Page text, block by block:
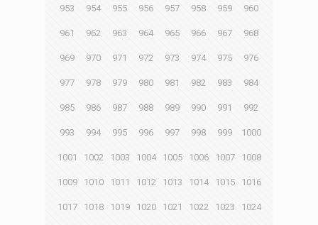
953 954 955 956 957 958 959 960
961 962 963 964 965 966 967 968
969 970 971 972 973 974 975 976
977 978 979 980 981 982 983 984
985 986 987 988 989 990 991 992
993 994 995 996 997 998 999 1000
1001 1002 1003 1004 1005 1006 1007 1008
1009 1010 1011 1012 1013 1014 1015 1016
1017 1018 1019 1020 1021 1022 1023 1024